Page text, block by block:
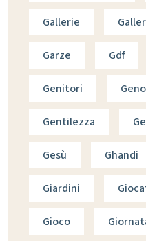
Gallerie
Garze Gdf
Genitori
Gentilezza
Gesù Ghandi
Giardini
Gioco